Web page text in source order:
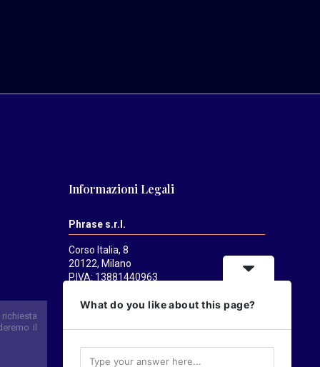
Informazioni Legali
Phrase s.r.l.
Corso Italia, 8
20122, Milano
P.IVA: 13881440963
Mediatrendsè una testata registrata
Direttore responsabile:Alessandro
Direttore editoriale:Carlo Castorina
What do you like about this page?